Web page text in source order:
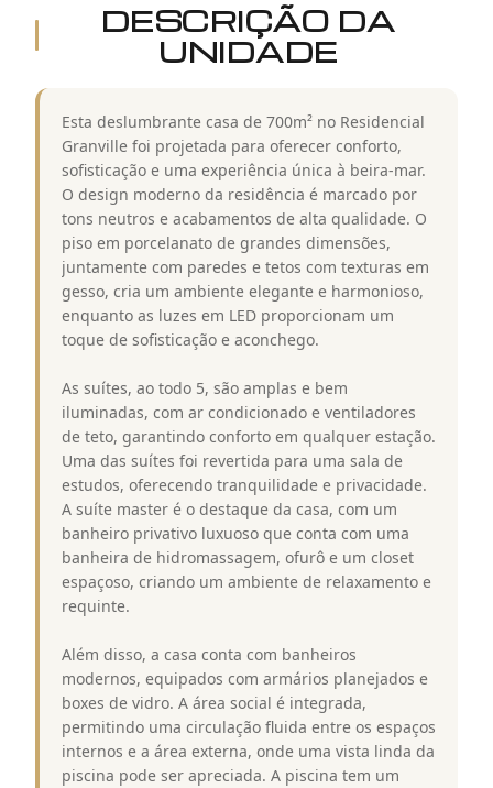
DESCRIÇÃO DA
UNIDADE
Esta deslumbrante casa de 700m² no Residencial
Granville foi projetada para oferecer conforto,
sofisticação e uma experiência única à beira-mar.
O design moderno da residência é marcado por
tons neutros e acabamentos de alta qualidade. O
piso em porcelanato de grandes dimensões,
juntamente com paredes e tetos com texturas em
gesso, cria um ambiente elegante e harmonioso,
enquanto as luzes em LED proporcionam um
toque de sofisticação e aconchego.
As suítes, ao todo 5, são amplas e bem
iluminadas, com ar condicionado e ventiladores
de teto, garantindo conforto em qualquer estação.
Uma das suítes foi revertida para uma sala de
estudos, oferecendo tranquilidade e privacidade.
A suíte master é o destaque da casa, com um
banheiro privativo luxuoso que conta com uma
banheira de hidromassagem, ofurô e um closet
espaçoso, criando um ambiente de relaxamento e
requinte.
Além disso, a casa conta com banheiros
modernos, equipados com armários planejados e
boxes de vidro. A área social é integrada,
permitindo uma circulação fluida entre os espaços
internos e a área externa, onde uma vista linda da
piscina pode ser apreciada. A piscina tem um